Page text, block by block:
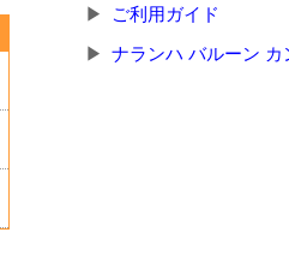
ご利用ガイド
ナランハ バルーン